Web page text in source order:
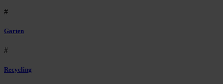
#
Garten
#
Recycling